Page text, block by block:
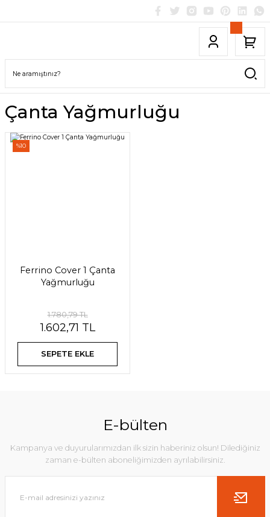
Çanta Yağmurluğu
%10
Ferrino Cover 1 Çanta
Yağmurluğu
1.780,79 TL
1.602,71 TL
SEPETE EKLE
E-bülten
Kampanya ve duyurularımızdan ilk sizin haberiniz olsun! Dilediğiniz
zaman e-bülten aboneliğimizden ayrılabilirsiniz.